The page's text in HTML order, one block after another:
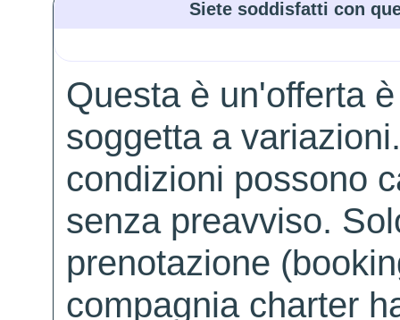
Siete soddisfatti con
Questa è un'offerta
soggetta a
condizioni possono
senza preavviso.
prenotazione
compagnia charter